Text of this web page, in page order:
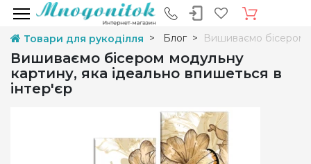
Товари для рукоділля Блог Вишиваємо бісером
Вишиваємо бісером модульну
картину, яка ідеально впишеться в
інтер'єр